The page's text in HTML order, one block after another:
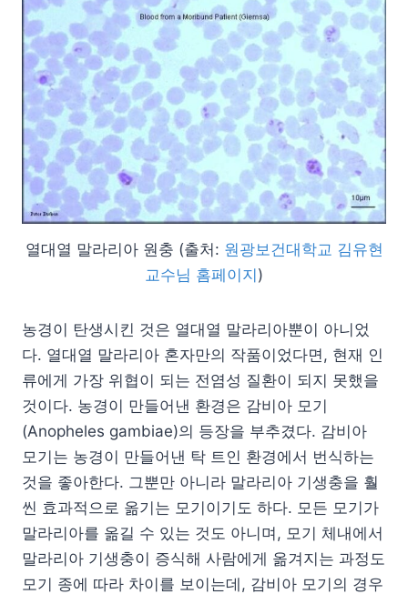
열대열 말라리아 원충 (출처: 원광보건대학교 김유현
교수님 홈페이지)
농경이 탄생시킨 것은 열대열 말라리아뿐이 아니었
다. 열대열 말라리아 혼자만의 작품이었다면, 현재 인
류에게 가장 위협이 되는 전염성 질환이 되지 못했을
것이다. 농경이 만들어낸 환경은 감비아 모기
(Anopheles gambiae)의 등장을 부추겼다. 감비아
모기는 농경이 만들어낸 탁 트인 환경에서 번식하는
것을 좋아한다. 그뿐만 아니라 말라리아 기생충을 훨
씬 효과적으로 옮기는 모기이기도 하다. 모든 모기가
말라리아를 옮길 수 있는 것도 아니며, 모기 체내에서
말라리아 기생충이 증식해 사람에게 옮겨지는 과정도
모기 종에 따라 차이를 보이는데, 감비아 모기의 경우